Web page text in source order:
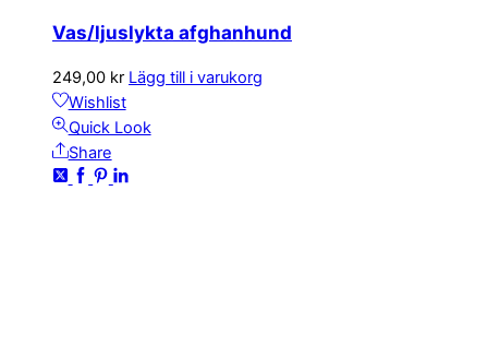
Vas/ljuslykta afghanhund
249,00 kr Lägg till i varukorg
Wishlist
Quick Look
Share